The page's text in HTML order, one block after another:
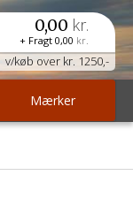
0,00 kr.
+ Fragt 0,00 kr.
v/køb over kr. 1250,-
Mærker